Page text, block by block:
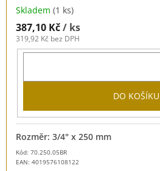
Skladem (1 ks)
387,10 Kč/ ks
319,92 Kč bez DPH
DO KOŠÍKU
Kód: 70.250.05BR
EAN: 4019576108122
Rozměr: 3/4" x 250 mm